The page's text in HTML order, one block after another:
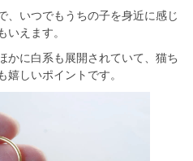
、いつでもうちの子を身近に感じ
いえます。
かに白系も展開されていて、猫ち
嬉しいポイントです。